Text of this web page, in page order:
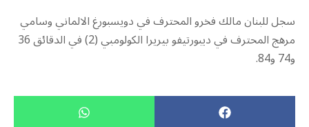
سجل للبنان مالك فخرو المحترف في دويسبورغ الالماني وسامي
مرهج المحترف في ديبورتيفو بيريرا الكولومبي (2) في الدقائق 36
و74 و84.